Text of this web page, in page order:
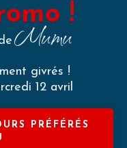
!
Mumu
givrés !
12 avril
PRÉFÉRÉS